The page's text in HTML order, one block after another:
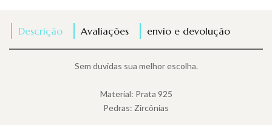
Descrição Avaliações envio e devolução
Sem duvidas sua melhor escolha.
Material: Prata 925
Pedras: Zircônias